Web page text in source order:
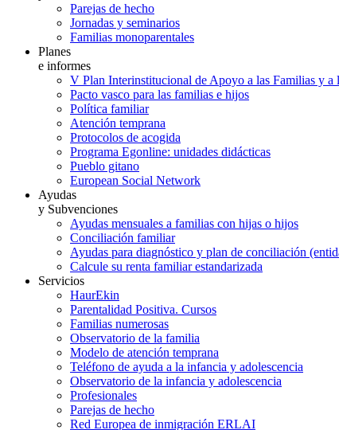
Parejas de hecho
Jornadas y seminarios
Familias monoparentales
Planes
e informes
V Plan Interinstitucional de Apoyo a las Familias y
Pacto vasco para las familias e hijos
Política familiar
Atención temprana
Protocolos de acogida
Programa Egonline: unidades didácticas
Pueblo gitano
European Social Network
Ayudas
y Subvenciones
Ayudas mensuales a familias con hijas o hijos
Conciliación familiar
Ayudas para diagnóstico y plan de conciliación
Calcule su renta familiar estandarizada
Servicios
HaurEkin
Parentalidad Positiva. Cursos
Familias numerosas
Observatorio de la familia
Modelo de atención temprana
Teléfono de ayuda a la infancia y adolescencia
Observatorio de la infancia y adolescencia
Profesionales
Parejas de hecho
Red Europea de inmigración ERLAI